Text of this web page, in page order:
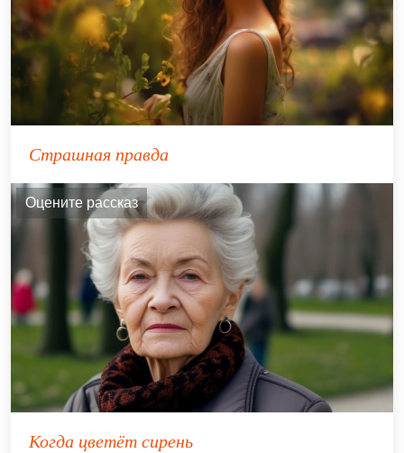
Страшная правда
Оцените рассказ
Когда цветёт сирень